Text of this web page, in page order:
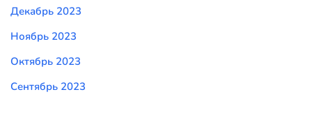
Декабрь 2023
Ноябрь 2023
Октябрь 2023
Сентябрь 2023